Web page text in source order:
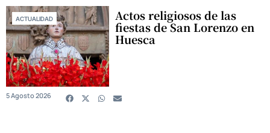
ACTUALIDAD Actos religiosos de las
fiestas de San Lorenzo en
Huesca
5 Agosto 2026